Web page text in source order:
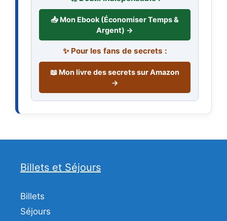
📥 Mon Ebook (Économiser Temps &
Argent) →
✨ Pour les fans de secrets :
📖 Mon livre des secrets sur Amazon
→
Billets et Séjours
Billets
Séjours